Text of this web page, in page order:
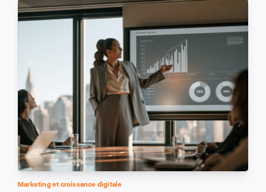
Marketing et croissance digitale